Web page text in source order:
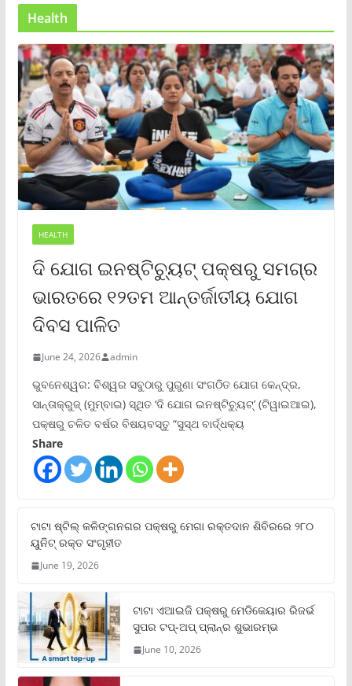
Health
HEALTH
ଦି ଯୋଗ ଇନଷ୍ଟିଚ୍ୟୁଟ୍ ପକ୍ଷରୁ ସମଗ୍ର
ଭାରତରେ ୧୨ତମ ଆନ୍ତର୍ଜାତୀୟ ଯୋଗ
ଦିବସ ପାଳିତ
June 24, 2026 admin
ଭୁବନେଶ୍ୱର: ବିଶ୍ୱର ସବୁଠାରୁ ପୁରୁଣା ସଂଗଠିତ ଯୋଗ କେନ୍ଦ୍ର,
ସାନ୍ତାକ୍ରୁଜ୍ (ମୁମ୍ବାଇ) ସ୍ଥିତ ‘ଦି ଯୋଗ ଇନଷ୍ଟିଚ୍ୟୁଟ୍‌’ (ଟିୱାଇଆଇ),
ପକ୍ଷରୁ ଚଳିତ ବର୍ଷର ବିଷୟବସ୍ତୁ “ସୁସ୍ଥ ବାର୍ଦ୍ଧକ୍ୟ
Share
ଟାଟା ଷ୍ଟିଲ୍‌ କଳିଙ୍ଗନଗର ପକ୍ଷରୁ ମେଗା ରକ୍ତଦାନ ଶିବିରରେ ୨୮୦
ୟୁନିଟ୍‌ ରକ୍ତ ସଂଗୃହୀତ
June 19, 2026
ଟାଟା ଏଆଇଜି ପକ୍ଷରୁ ମେଡିକେୟାର ରିଜର୍ଭ
ସୁପର ଟପ୍‌-ଅପ୍ ପ୍ଲାନ୍‌ର ଶୁଭାରମ୍ଭ
June 10, 2026